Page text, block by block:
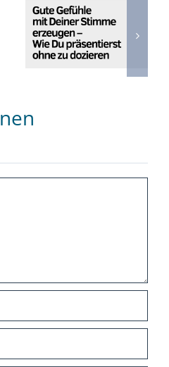
mit Deiner
Stimme
erzeugen – Wie
Du präsentierst